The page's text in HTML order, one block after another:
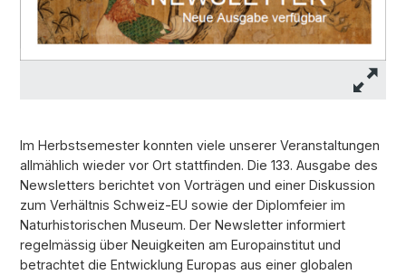
Im Herbstsemester konnten viele unserer Veranstaltungen
allmählich wieder vor Ort stattfinden. Die 133. Ausgabe des
Newsletters berichtet von Vorträgen und einer Diskussion
zum Verhältnis Schweiz-EU sowie der Diplomfeier im
Naturhistorischen Museum. Der Newsletter informiert
regelmässig über Neuigkeiten am Europainstitut und
betrachtet die Entwicklung Europas aus einer globalen